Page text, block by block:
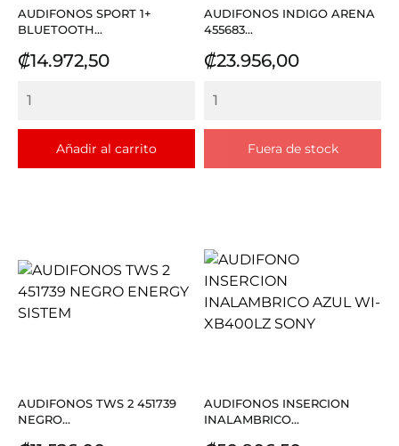
AUDIFONOS SPORT 1+
BLUETOOTH...
Precio
₡14.972,50
Añadir al carrito
AUDIFONOS INDIGO ARENA
455683...
Precio
₡23.956,00
Fuera de stock
AUDIFONOS TWS 2 451739
NEGRO...
AUDIFONOS INSERCION
INALAMBRICO...